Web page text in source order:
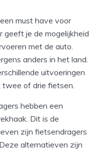
must have voor
geeft je de mogelijkheid
met de auto.
anders in het land.
uitvoeringen
twee of drie fietsen.
hebben een
Dit is de
zijn fietsendragers
alternatieven zijn